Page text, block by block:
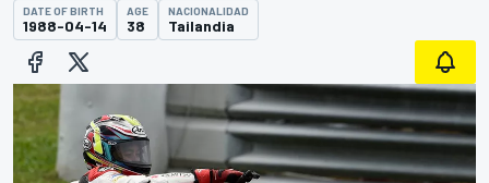
DATE OF BIRTH
1988-04-14
AGE
38
NACIONALIDAD
Tailandia